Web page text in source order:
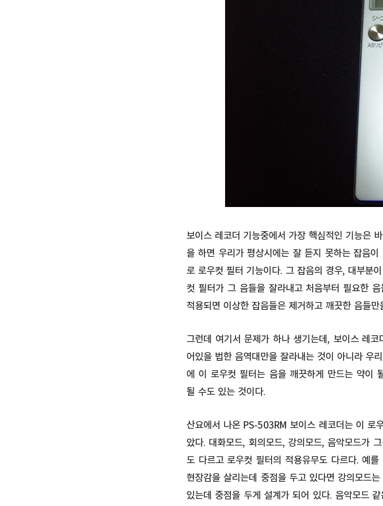
보이스 레코더 기능중에서 가장 핵심적인 기능은
을 하면 우리가 평상시에는 잘 듣지 못하는 잡음
로 로우컷 필터 기능이다. 그 잡음의 경우, 대부분
컷 필터가 그 음들을 잘라내고 처음부터 필요한
적용되면 이상한 잡음들은 제거하고 깨끗한 음들
그런데 여기서 문제가 하나 생기는데, 보이스 레
어있을 법한 음역대만을 잘라내는 것이 아니라 우
에 이 로우컷 필터는 음을 깨끗하게 만드는 약이
될 수도 있는 것이다.
산요에서 나온 PS-503RM 보이스 레코더는 이 로
았다. 대화모드, 회의모드, 강의모드, 음악모드가
도 다르고 로우컷 필터의 적용유무도 다르다. 예
현장감을 살리는데 중점을 두고 있다면 강의모드
있는데 중점을 두게 설계가 되어 있다. 음악모드